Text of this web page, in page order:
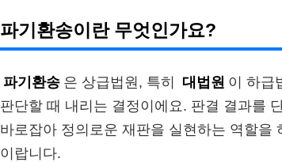
파기환송이란 무엇인가요?
파기환송 은 상급법원, 특히 대법원 이 하급
판단할 때 내리는 결정이에요. 판결 결과를
바로잡아 정의로운 재판을 실현하는 역할을
이랍니다.